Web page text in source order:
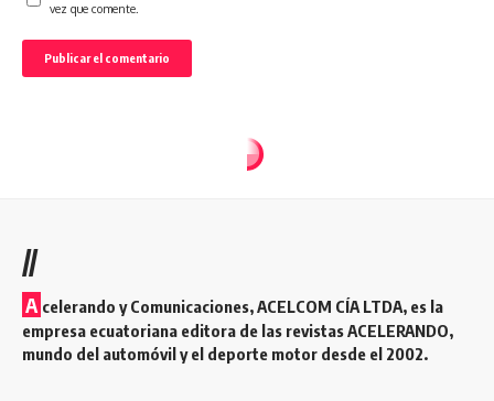
vez que comente.
//
A celerando y Comunicaciones, ACELCOM CÍA LTDA, es la
empresa ecuatoriana editora de las revistas ACELERANDO,
mundo del automóvil y el deporte motor desde el 2002.